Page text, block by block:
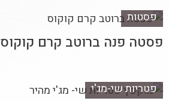
פסטות
פסטה פנה ברוטב קרם קוקוס
פטריות שי-מג'י